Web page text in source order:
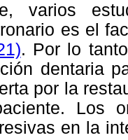
varios
es el
. Por lo
dentaria
por la
Los
en la